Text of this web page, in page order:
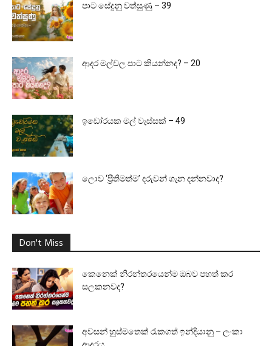
පාට සේදුනු වත්සුණු – 39
ආදර මල්වල පාට කියන්නද? – 20
ඉඩෝරයක මල් වැස්සක් – 49
ලොව ‘ප්‍රීතිමත්ම’ දරුවන් ගැන දන්නවාද?
Don't Miss
කෙනෙක් නිරන්තරයෙන්ම ඔබව පහත් කර
සලකනවද?
අවසන් හුස්මතෙක් රැකගත් ඉන්දියානු – ලංකා